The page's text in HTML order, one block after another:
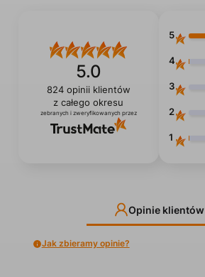
5.0
824opinii klientów
z całego okresu
zebranych i zweryfikowanych przez
5
4
3
2
1
Opinie klientów
Jak zbieramy opinie?